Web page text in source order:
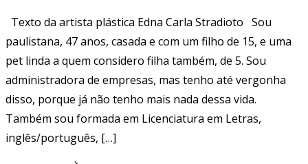
Texto da artista plástica Edna Carla Stradioto Sou
paulistana, 47 anos, casada e com um filho de 15, e uma
pet linda a quem considero filha também, de 5. Sou
administradora de empresas, mas tenho até vergonha
disso, porque já não tenho mais nada dessa vida.
Também sou formada em Licenciatura em Letras,
inglês/português, […]